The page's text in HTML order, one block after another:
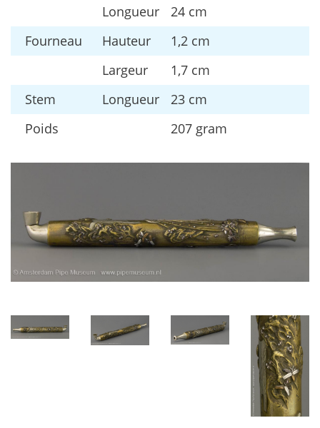
Longueur
24 cm
Fourneau
Hauteur 1,2 cm
Largeur
1,7 cm
Stem
Longueur 23 cm
Poids
207 gram